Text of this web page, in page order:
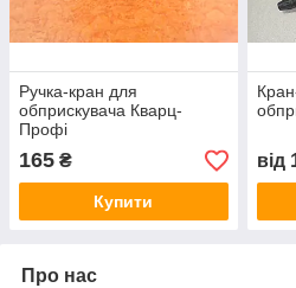
Ручка-кран для
обприскувача Кварц-
Профі
165 ₴
Купити
від
Про нас